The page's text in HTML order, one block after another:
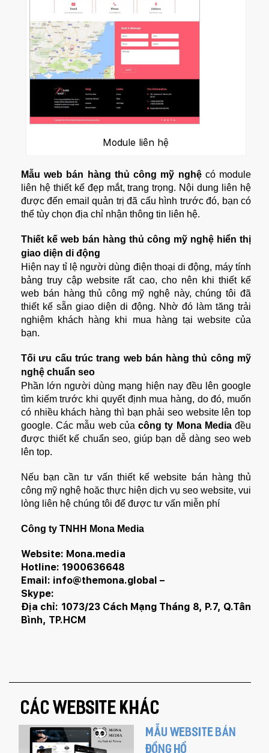
Module liên hệ
Mẫu web bán hàng thủ công mỹ nghệcó module
liên hệ thiết kế đẹp mắt, trang trọng. Nội dung liên hệ
được đến email quản trị đã cấu hình trước đó, bạn có
thể tùy chọn địa chỉ nhận thông tin liên hệ.
Thiết kế web bán hàng thủ công mỹ nghệ hiển thị
giao diện di động
Hiện nay tỉ lệ người dùng điện thoại di động, máy tính
bảng truy cập website rất cao, cho nên khi thiết kế
web bán hàng thủ công mỹ nghệ này, chúng tôi đã
thiết kế sẵn giao diện di động. Nhờ đó làm tăng trải
nghiệm khách hàng khi mua hàng tại website của
bạn.
Tối ưu cấu trúc trang web bán hàng thủ công mỹ
nghệ chuẩn seo
Phần lớn người dùng mạng hiện nay đều lên google
tìm kiếm trước khi quyết định mua hàng, do đó, muốn
có nhiều khách hàng thì bạn phải seo website lên top
google. Các mẫu web củacông ty Mona Mediađều
được thiết kế chuẩn seo, giúp bạn dễ dàng seo web
lên top.
Nếu bạn cần tư vấn thiết kế website bán hàng thủ
công mỹ nghệ hoặc thực hiện dịch vụ seo website, vui
lòng liên hệ chúng tôi để được tư vấn miễn phí
Công ty TNHH Mona Media
Website: Mona.media
Hotline: 1900636648
Email: info@themona.global –
Skype:
Địa chỉ: 1073/23 Cách Mạng Tháng 8, P.7, Q.Tân
Bình, TP.HCM
CÁC WEBSITE KHÁC
MẪU WEBSITE BÁN
ĐỒNG HỒ
Quý khách vui lòng đăng nhập vào hệ thống
quản lý dự án để theo dõi tiến độ.
Website: quanly.mona.media